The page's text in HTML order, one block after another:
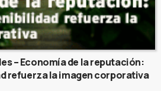
– Economía de la reputación:
refuerza la imagen corporativa